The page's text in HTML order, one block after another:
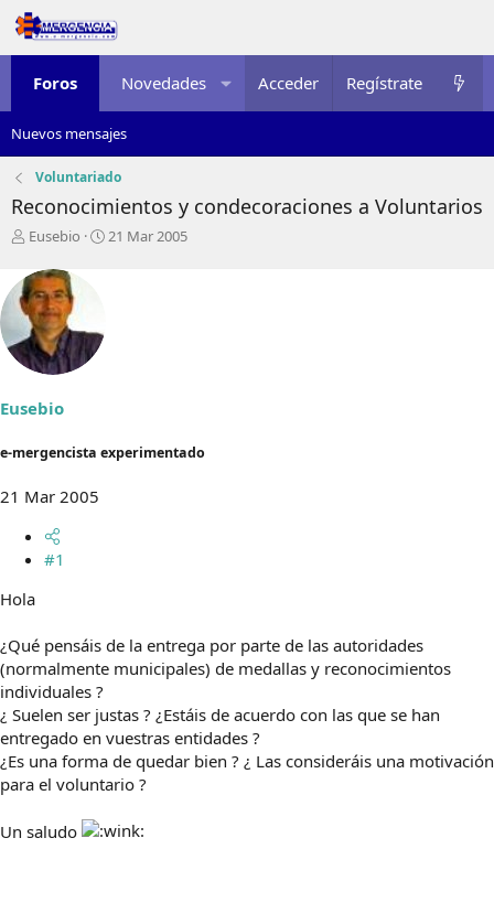
Foros Novedades Multimedia Recursos
Acceder Regístrate
Nuevos mensajes
Voluntariado
Reconocimientos y condecoraciones a Voluntarios
I
i
c
i
a
d
o
d
l
e
a
Eusebio
F
i
21 Mar 2005
Eusebio
e-mergencista experimentado
21 Mar 2005
#1
Hola
¿Qué pensáis de la entrega por parte de las autoridades
(normalmente municipales) de medallas y reconocimientos
individuales ?
¿ Suelen ser justas ? ¿Estáis de acuerdo con las que se han
entregado en vuestras entidades ?
¿Es una forma de quedar bien ? ¿ Las consideráis una motivación
para el voluntario ?
Un saludo